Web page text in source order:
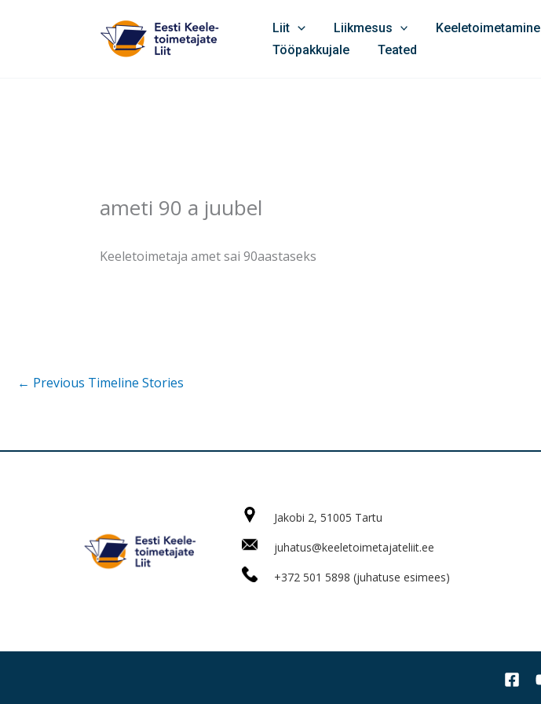
Liit Liikmesus Keeletoimetamine
Tööpakkujale
Teated
ameti 90 a juubel
Keeletoimetaja amet sai 90aastaseks
← Previous Timeline Stories
Jakobi 2, 51005 Tartu
juhatus@keeletoimetajateliit.ee
+372 501 5898 (juhatuse esimees)